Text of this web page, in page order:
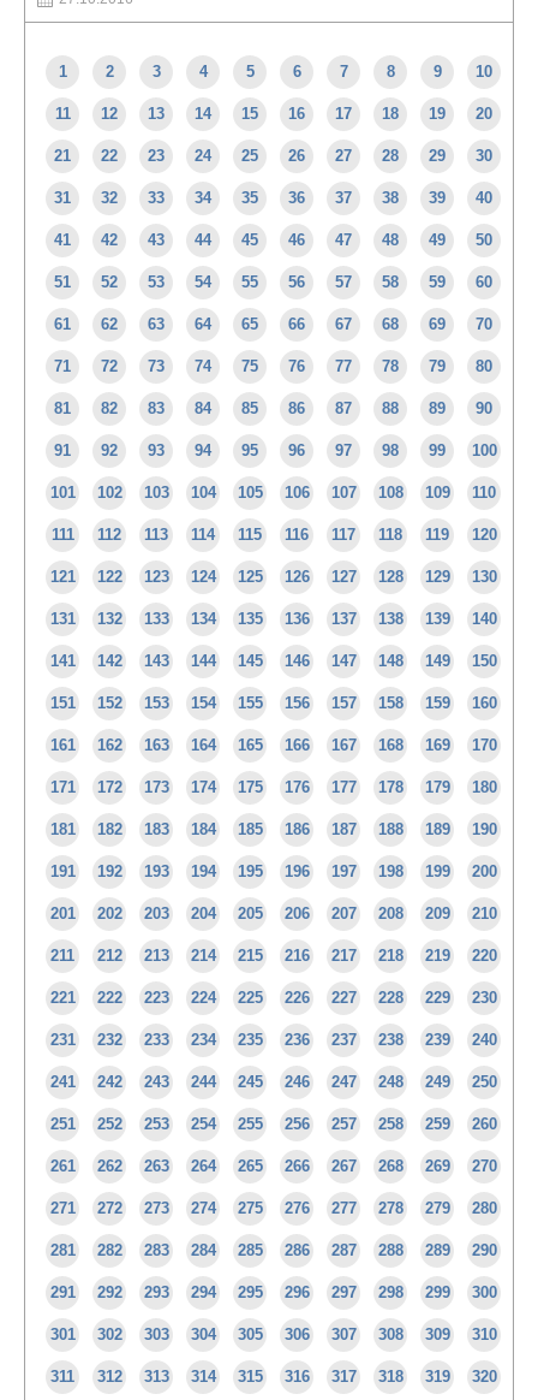
1 2 3 4 5 6 7 8 9 10
11 12 13 14 15 16 17 18 19 20
21 22 23 24 25 26 27 28 29 30
31 32 33 34 35 36 37 38 39 40
41 42 43 44 45 46 47 48 49 50
51 52 53 54 55 56 57 58 59 60
61 62 63 64 65 66 67 68 69 70
71 72 73 74 75 76 77 78 79 80
81 82 83 84 85 86 87 88 89 90
91 92 93 94 95 96 97 98 99 100
101 102 103 104 105 106 107 108 109 110
111 112 113 114 115 116 117 118 119 120
121 122 123 124 125 126 127 128 129 130
131 132 133 134 135 136 137 138 139 140
141 142 143 144 145 146 147 148 149 150
151 152 153 154 155 156 157 158 159 160
161 162 163 164 165 166 167 168 169 170
171 172 173 174 175 176 177 178 179 180
181 182 183 184 185 186 187 188 189 190
191 192 193 194 195 196 197 198 199 200
201 202 203 204 205 206 207 208 209 210
211 212 213 214 215 216 217 218 219 220
221 222 223 224 225 226 227 228 229 230
231 232 233 234 235 236 237 238 239 240
241 242 243 244 245 246 247 248 249 250
251 252 253 254 255 256 257 258 259 260
261 262 263 264 265 266 267 268 269 270
271 272 273 274 275 276 277 278 279 280
281 282 283 284 285 286 287 288 289 290
291 292 293 294 295 296 297 298 299 300
301 302 303 304 305 306 307 308 309 310
311 312 313 314 315 316 317 318 319 320